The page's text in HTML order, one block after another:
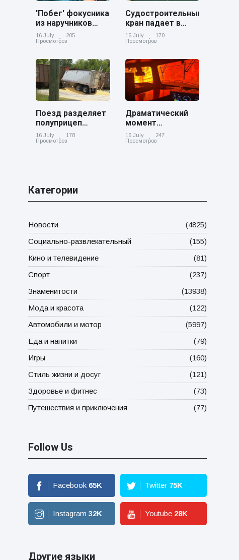
'Побег' фокусника
из наручников
вызвал смех у
аудитории
16 July
205
Просмотров
Судостроительный
кран падает в
реку Купер возле
Чарльстона
16 July
170
Просмотров
Поезд разделяет
полуприцеп
пополам на
железнодорожном
16 July
178
Просмотров
Драматический
момент
канадский
грузовой поезд
16 July
247
Просмотров
Категории
Новости
(4825)
Социально-развлекательный
(155)
Кино и телевидение
(81)
Спорт
(237)
Знаменитости
(13938)
Мода и красота
(122)
Автомобили и мотор
(5997)
Еда и напитки
(79)
Игры
(160)
Стиль жизни и досуг
(121)
Здоровье и фитнес
(73)
Путешествия и приключения
(77)
Follow Us
Facebook 65K Twitter 75K
Instagram 32K Youtube 28K
Другие языки